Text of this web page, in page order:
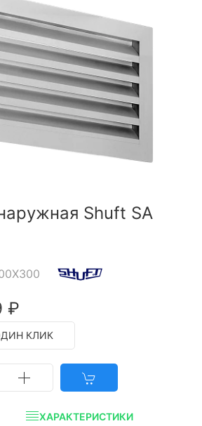
Shuft SA
₽
КЛИК
ХАРАКТЕРИСТИКИ